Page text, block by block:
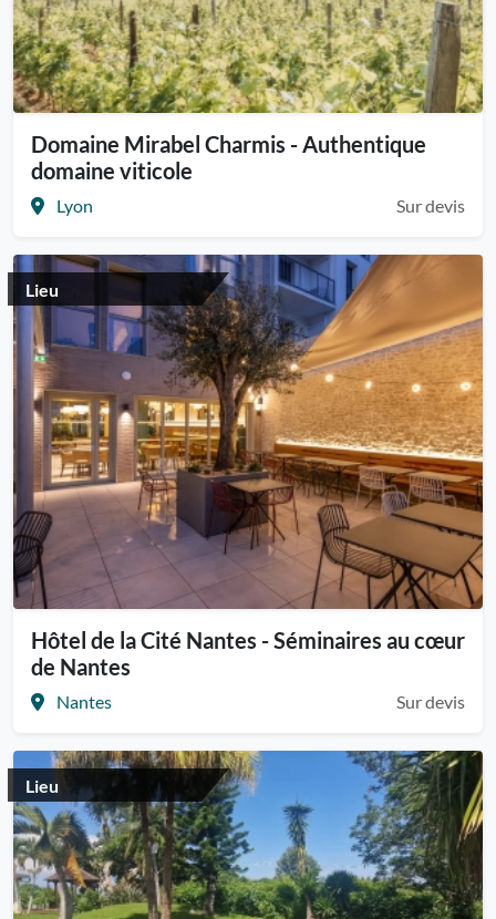
Domaine Mirabel Charmis - Authentique
domaine viticole
Lyon Sur devis
Lieu
Hôtel de la Cité Nantes - Séminaires au cœur
de Nantes
Nantes Sur devis
Lieu